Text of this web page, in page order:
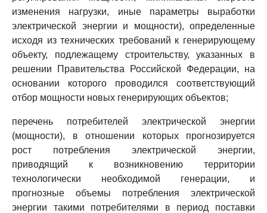
изменения нагрузки, иные параметры выработки
электрической энергии и мощности), определенные
исходя из технических требований к генерирующему
объекту, подлежащему строительству, указанных в
решении Правительства Российской Федерации, на
основании которого проводился соответствующий
отбор мощности новых генерирующих объектов;
перечень потребителей электрической энергии
(мощности), в отношении которых прогнозируется
рост потребления электрической энергии,
приводящий к возникновению территории
технологически необходимой генерации, и
прогнозные объемы потребления электрической
энергии такими потребителями в период поставки